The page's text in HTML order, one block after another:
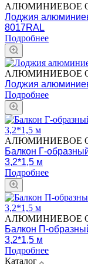
АЛЮМИНИЕВОЕ
Лоджия
8017RAL
Подробнее
АЛЮМИНИЕВОЕ
Лоджия
Подробнее
АЛЮМИНИЕВОЕ
Балкон Г-
3,2*1,5 м
Подробнее
АЛЮМИНИЕВОЕ
Балкон П-
3,2*1,5 м
Подробнее
Каталог